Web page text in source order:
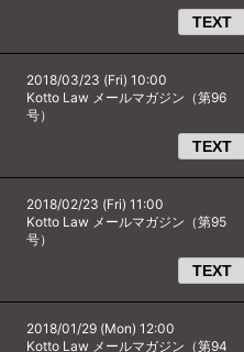
TEXT
2018/03/23 (Fri) 10:00
Kotto Law メールマガジン（第96
号）
TEXT
2018/02/23 (Fri) 11:00
Kotto Law メールマガジン（第95
号）
TEXT
2018/01/29 (Mon) 12:00
Kotto Law メールマガジン（第94